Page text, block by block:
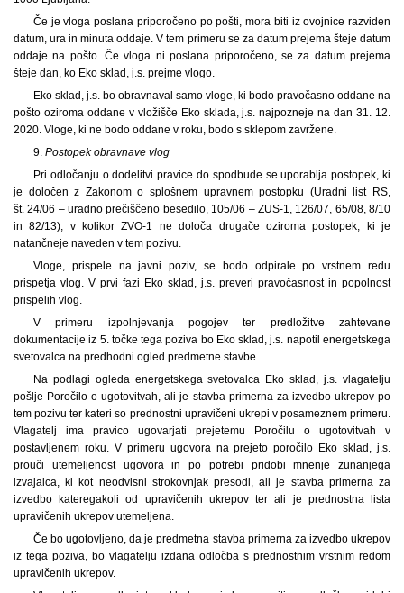
Če je vloga poslana priporočeno po pošti, mora biti iz ovojnice razviden
datum, ura in minuta oddaje. V tem primeru se za datum prejema šteje datum
oddaje na pošto. Če vloga ni poslana priporočeno, se za datum prejema
šteje dan, ko Eko sklad, j.s. prejme vlogo.
Eko sklad, j.s. bo obravnaval samo vloge, ki bodo pravočasno oddane na
pošto oziroma oddane v vložišče Eko sklada, j.s. najpozneje na dan 31. 12.
2020. Vloge, ki ne bodo oddane v roku, bodo s sklepom zavržene.
9. Postopek obravnave vlog
Pri odločanju o dodelitvi pravice do spodbude se uporablja postopek, ki
je določen z Zakonom o splošnem upravnem postopku (Uradni list RS,
št. 24/06 – uradno prečiščeno besedilo, 105/06 – ZUS-1, 126/07, 65/08, 8/10
in 82/13), v kolikor ZVO-1 ne določa drugače oziroma postopek, ki je
natančneje naveden v tem pozivu.
Vloge, prispele na javni poziv, se bodo odpirale po vrstnem redu
prispetja vlog. V prvi fazi Eko sklad, j.s. preveri pravočasnost in popolnost
prispelih vlog.
V primeru izpolnjevanja pogojev ter predložitve zahtevane
dokumentacije iz 5. točke tega poziva bo Eko sklad, j.s. napotil energetskega
svetovalca na predhodni ogled predmetne stavbe.
Na podlagi ogleda energetskega svetovalca Eko sklad, j.s. vlagatelju
pošlje Poročilo o ugotovitvah, ali je stavba primerna za izvedbo ukrepov po
tem pozivu ter kateri so prednostni upravičeni ukrepi v posameznem primeru.
Vlagatelj ima pravico ugovarjati prejetemu Poročilu o ugotovitvah v
postavljenem roku. V primeru ugovora na prejeto poročilo Eko sklad, j.s.
prouči utemeljenost ugovora in po potrebi pridobi mnenje zunanjega
izvajalca, ki kot neodvisni strokovnjak presodi, ali je stavba primerna za
izvedbo kateregakoli od upravičenih ukrepov ter ali je prednostna lista
upravičenih ukrepov utemeljena.
Če bo ugotovljeno, da je predmetna stavba primerna za izvedbo ukrepov
iz tega poziva, bo vlagatelju izdana odločba s prednostnim vrstnim redom
upravičenih ukrepov.